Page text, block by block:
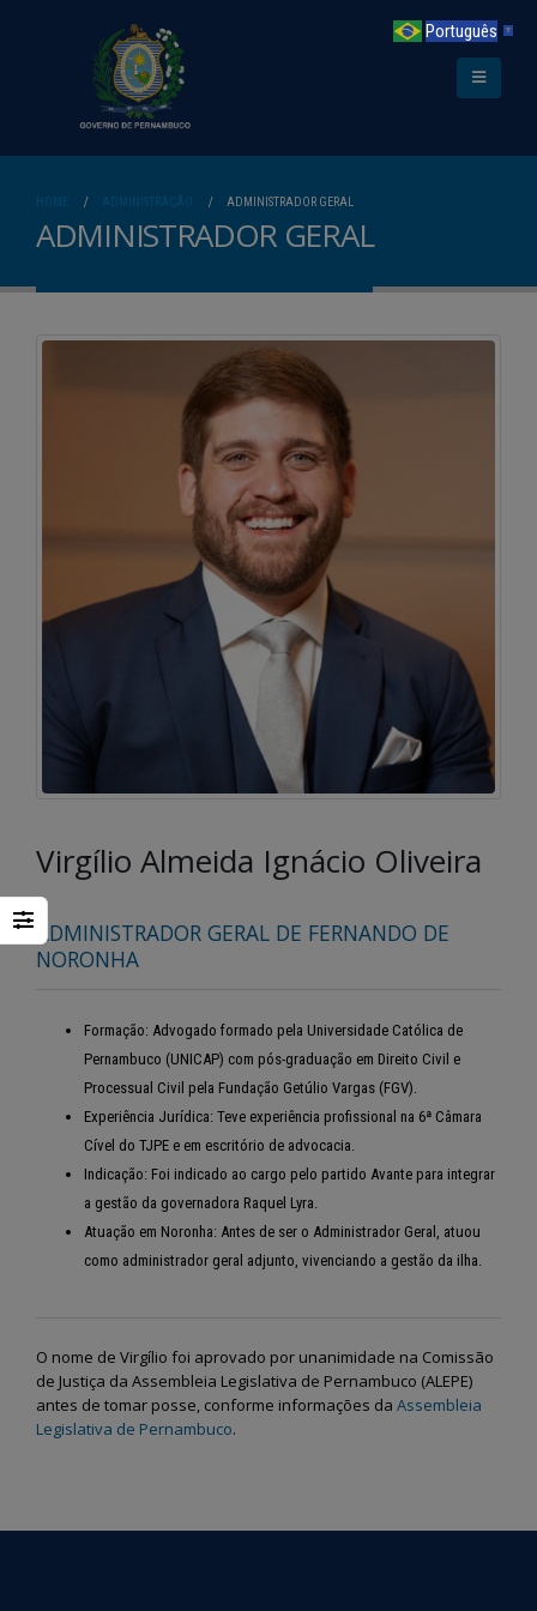
HOME ADMINISTRAÇÃO ADMINISTRADOR GERAL
ADMINISTRADOR GERAL
Virgílio Almeida Ignácio Oliveira
ADMINISTRADOR GERAL DE FERNANDO DE
NORONHA
Formação: Advogado formado pela Universidade Católica de
Pernambuco (UNICAP) com pós-graduação em Direito Civil e
Processual Civil pela Fundação Getúlio Vargas (FGV).
Experiência Jurídica: Teve experiência profissional na 6ª Câmara
Cível do TJPE e em escritório de advocacia.
Indicação: Foi indicado ao cargo pelo partido Avante para integrar
a gestão da governadora Raquel Lyra.
Atuação em Noronha: Antes de ser o Administrador Geral, atuou
como administrador geral adjunto, vivenciando a gestão da ilha.
O nome de Virgílio foi aprovado por unanimidade na Comissão
de Justiça da Assembleia Legislativa de Pernambuco (ALEPE)
antes de tomar posse, conforme informações da Assembleia
Legislativa de Pernambuco.
Português ▼